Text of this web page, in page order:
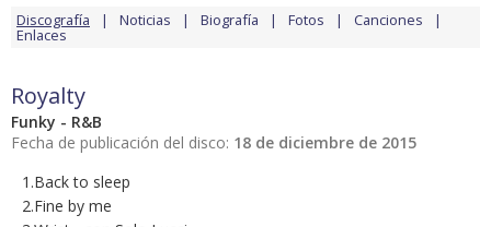
Discografía Noticias Biografía Fotos Canciones
Enlaces
Royalty
Funky - R&B
Fecha de publicación del disco: 18 de diciembre de 2015
1.Back to sleep
2.Fine by me